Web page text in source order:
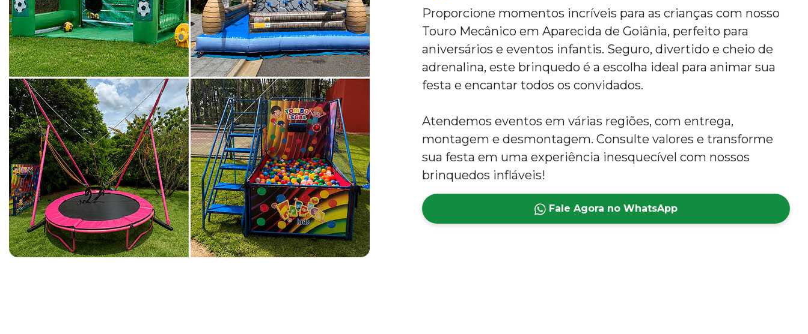
Proporcione momentos incríveis para as crianças com nosso
Touro Mecânico em Aparecida de Goiânia, perfeito para
aniversários e eventos infantis. Seguro, divertido e cheio de
adrenalina, este brinquedo é a escolha ideal para animar sua
festa e encantar todos os convidados.
Atendemos eventos em várias regiões, com entrega,
montagem e desmontagem. Consulte valores e transforme
sua festa em uma experiência inesquecível com nossos
brinquedos infláveis!
Fale Agora no WhatsApp